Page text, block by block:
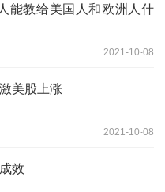
能教给美国人和欧洲人什
2021-10-08
美股上涨
2021-10-08
效